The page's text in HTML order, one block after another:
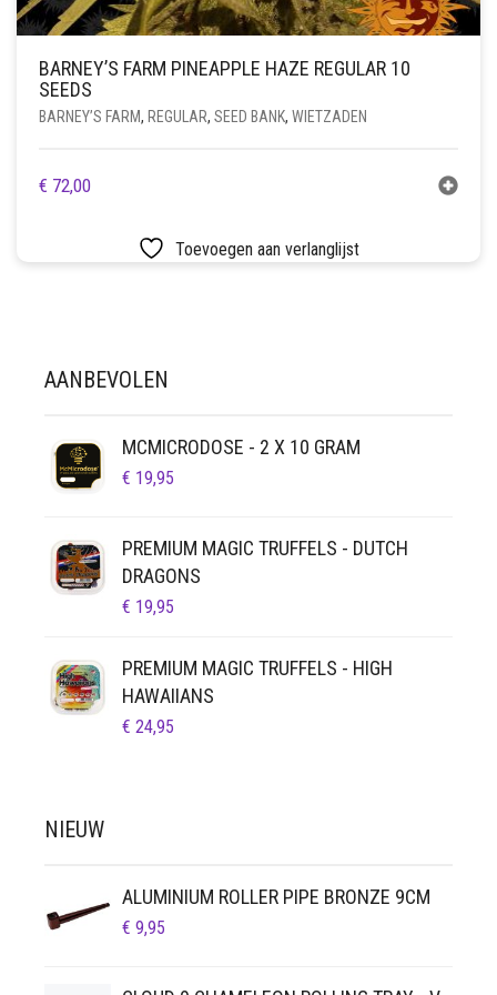
BARNEY’S FARM PINEAPPLE HAZE REGULAR 10
SEEDS
BARNEY’S FARM, REGULAR, SEED BANK, WIETZADEN
€ 72,00
Toevoegen aan verlanglijst
AANBEVOLEN
MCMICRODOSE - 2 X 10 GRAM
€ 19,95
PREMIUM MAGIC TRUFFELS - DUTCH
DRAGONS
€ 19,95
PREMIUM MAGIC TRUFFELS - HIGH
HAWAIIANS
€ 24,95
NIEUW
ALUMINIUM ROLLER PIPE BRONZE 9CM
€ 9,95